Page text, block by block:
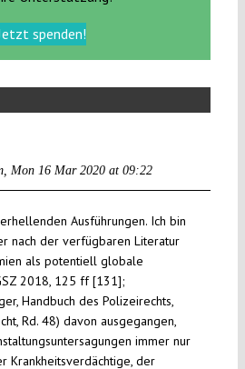
spenden!
Mon 16 Mar 2020 at 09:22
Ausführungen. Ich bin
nach der verfügbaren Literatur
als potentiell globale
2018, 125 ff [131];
Handbuch des Polizeirechts,
Rd. 48) davon ausgegangen,
immer nur
Krankheitsverdächtige, der